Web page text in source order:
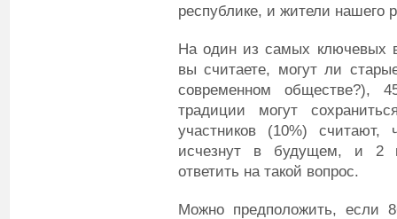
республике, и жители нашего
На один из самых ключевых
вы считаете, могут ли
современном обществе?),
традиции могут
участников (10%)
исчезнут в будущем, и 2
ответить на такой вопрос.
Можно предположить, если